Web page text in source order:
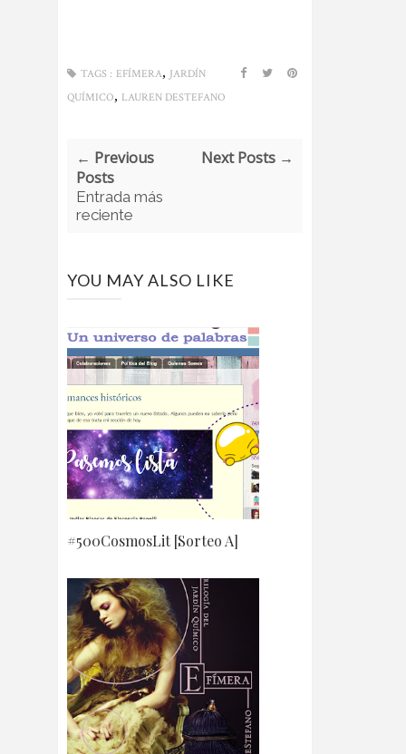
TAGS : EFÍMERA, JARDÍN
QUÍMICO, LAUREN DESTEFANO
← Previous
Posts
Entrada más
reciente
Next Posts →
YOU MAY ALSO LIKE
#500CosmosLit [Sorteo A]